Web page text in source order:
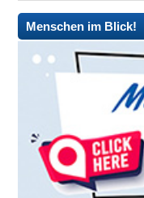
Menschen im Blick!